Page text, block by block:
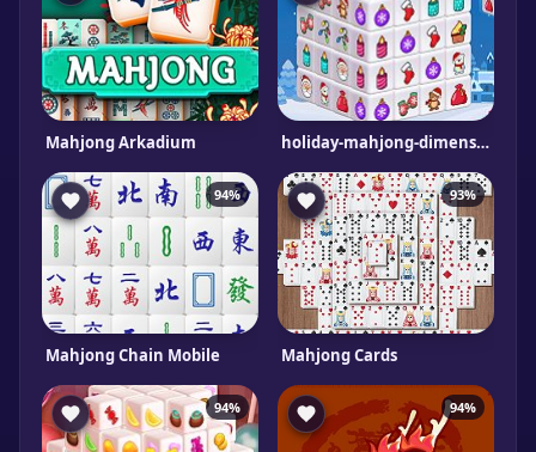
Mahjong Arkadium holiday-mahjong-dimensions
94%
Mahjong Chain Mobile
93%
Mahjong Cards
94% 94%